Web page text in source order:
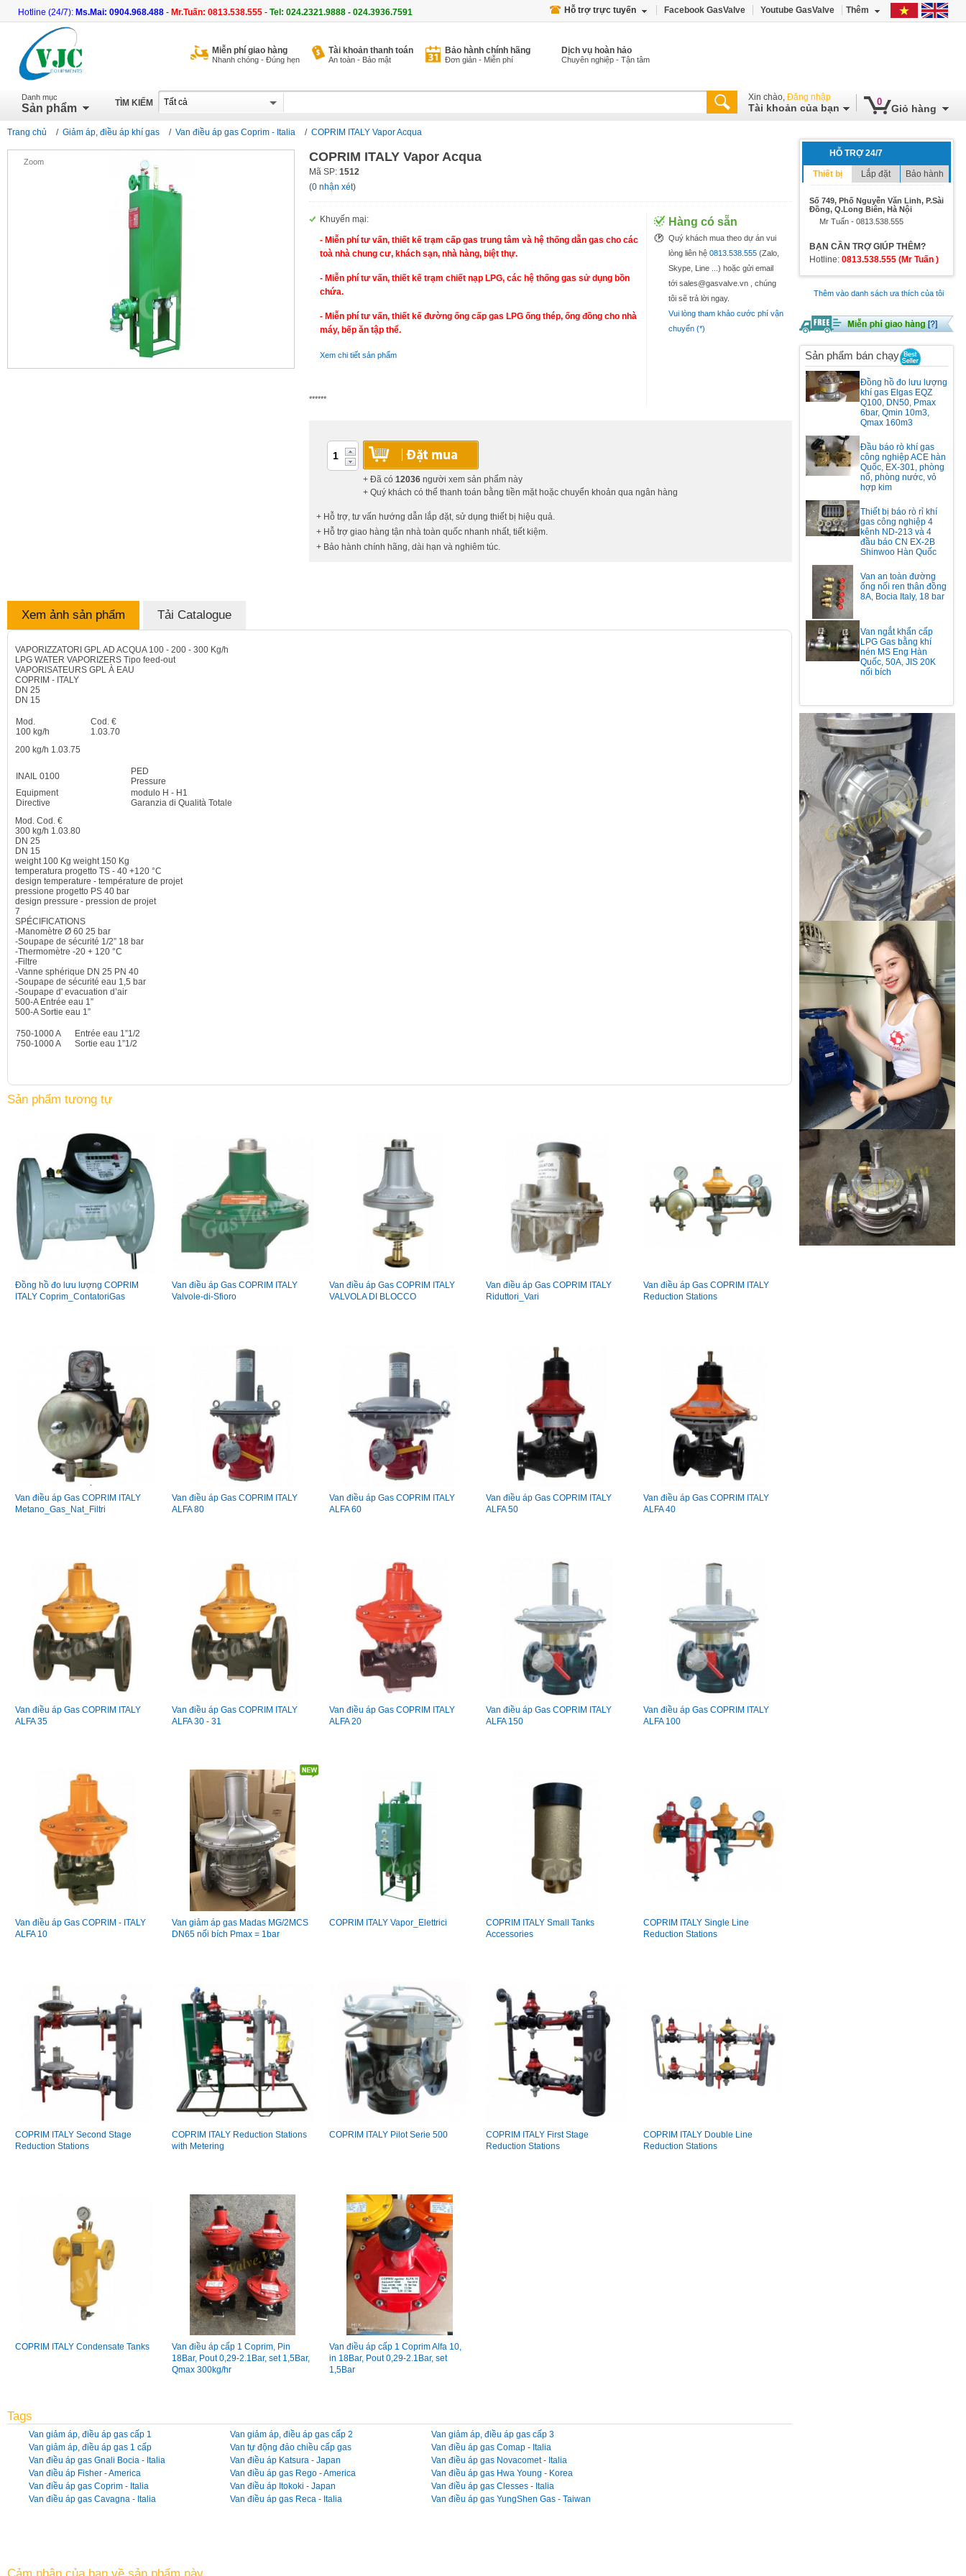
Hotline (24/7): Ms.Mai: 0904.968.488 - Mr.Tuấn: 0813.538.555 - Tel: 024.2321.9888 - 024.3936.7591 Hỗ trợ trực tuyến Facebook GasValve Youtube GasValve Thêm
Miễn phí giao hàng
Nhanh chóng - Đúng hẹn
Tài khoản thanh toán
An toàn - Bảo mật
Bảo hành chính hãng
Đơn giản - Miễn phí
Dịch vụ hoàn hảo
Chuyên nghiệp - Tận tâm
TÌM KIẾM
Danh mục
Sản phẩm
Xin chào, Đăng nhập
Tài khoản của bạn
0
Giỏ hàng
Trang chủ / Giảm áp, điều áp khí gas / Van điều áp gas Coprim - Italia / COPRIM ITALY Vapor Acqua
Zoom
HỖ TRỢ 24/7
Thiết bị Lắp đặt Bảo hành
Số 749, Phố Nguyễn Văn Linh, P.Sài
Đồng, Q.Long Biên, Hà Nội
Mr Tuấn - 0813.538.555
BẠN CẦN TRỢ GIÚP THÊM?
Hotline: 0813.538.555 (Mr Tuấn )
Thêm vào danh sách ưa thích của tôi
Sản phẩm bán chạy
Đồng hồ đo lưu lượng
khí gas Elgas EQZ
Q100, DN50, Pmax
6bar, Qmin 10m3,
Qmax 160m3
Đầu báo rò khí gas
công nghiệp ACE hàn
Quốc, EX-301, phòng
nổ, phòng nước, vỏ
hợp kim
Thiết bị báo rò rỉ khí
gas công nghiệp 4
kênh ND-213 và 4
đầu báo CN EX-2B
Shinwoo Hàn Quốc
Van an toàn đường
ống nối ren thân đồng
8A, Bocia Italy, 18 bar
Van ngắt khẩn cấp
LPG Gas bằng khí
nén MS Eng Hàn
Quốc, 50A, JIS 20K
nối bích
COPRIM ITALY Vapor Acqua
Mã SP: 1512
(0 nhận xét)
Khuyến mại:
- Miễn phí tư vấn, thiết kế trạm cấp gas trung tâm và hệ thống dẫn gas cho các
toà nhà chung cư, khách sạn, nhà hàng, biệt thự.
- Miễn phí tư vấn, thiết kế trạm chiết nạp LPG, các hệ thống gas sử dụng bồn
chứa.
- Miễn phí tư vấn, thiết kế đường ống cấp gas LPG ống thép, ống đồng cho nhà
máy, bếp ăn tập thể.
Xem chi tiết sản phẩm
******
Hàng có sẵn
Quý khách mua theo dự án vui
lòng liên hệ 0813.538.555 (Zalo,
Skype, Line ...) hoặc gửi email
tới sales@gasvalve.vn , chúng
tôi sẽ trả lời ngay.
Vui lòng tham khảo cước phí vận
chuyển (*)
+ Đã có 12036 người xem sản phẩm này
+ Quý khách có thể thanh toán bằng tiền mặt hoặc chuyển khoản qua ngân hàng
+ Hỗ trợ, tư vấn hướng dẫn lắp đặt, sử dụng thiết bị hiệu quả.
+ Hỗ trợ giao hàng tận nhà toàn quốc nhanh nhất, tiết kiệm.
+ Bảo hành chính hãng, dài hạn và nghiêm túc.
Xem ảnh sản phẩm Tải Catalogue
VAPORIZZATORI GPL AD ACQUA 100 - 200 - 300 Kg/h
LPG WATER VAPORIZERS Tipo feed-out
VAPORISATEURS GPL À EAU
COPRIM - ITALY
DN 25
DN 15
Mod.
100 kg/h
Cod. €
1.03.70
200 kg/h 1.03.75
INAIL 0100
PED
Pressure
Equipment
Directive
modulo H - H1
Garanzia di Qualità Totale
Mod. Cod. €
300 kg/h 1.03.80
DN 25
DN 15
weight 100 Kg weight 150 Kg
temperatura progetto TS - 40 +120 °C
design temperature - température de projet
pressione progetto PS 40 bar
design pressure - pression de projet
7
SPÉCIFICATIONS
-Manomètre Ø 60 25 bar
-Soupape de sécurité 1/2” 18 bar
-Thermomètre -20 + 120 °C
-Filtre
-Vanne sphérique DN 25 PN 40
-Soupape de sécurité eau 1,5 bar
-Soupape d' evacuation d’air
500-A Entrée eau 1”
500-A Sortie eau 1”
750-1000 A
750-1000 A
Entrée eau 1”1/2
Sortie eau 1”1/2
Sản phẩm tương tự
Đồng hồ đo lưu lượng COPRIM
ITALY Coprim_ContatoriGas
Van điều áp Gas COPRIM ITALY
Valvole-di-Sfioro
Van điều áp Gas COPRIM ITALY
VALVOLA DI BLOCCO
Van điều áp Gas COPRIM ITALY
Riduttori_Vari
Van điều áp Gas COPRIM ITALY
Reduction Stations
Van điều áp Gas COPRIM ITALY
Metano_Gas_Nat_Filtri
Van điều áp Gas COPRIM ITALY
ALFA 80
Van điều áp Gas COPRIM ITALY
ALFA 60
Van điều áp Gas COPRIM ITALY
ALFA 50
Van điều áp Gas COPRIM ITALY
ALFA 40
Van điều áp Gas COPRIM ITALY
ALFA 35
Van điều áp Gas COPRIM ITALY
ALFA 30 - 31
Van điều áp Gas COPRIM ITALY
ALFA 20
Van điều áp Gas COPRIM ITALY
ALFA 150
Van điều áp Gas COPRIM ITALY
ALFA 100
Van điều áp Gas COPRIM - ITALY
ALFA 10
Van giảm áp gas Madas MG/2MCS
DN65 nối bích Pmax = 1bar
COPRIM ITALY Vapor_Elettrici
COPRIM ITALY Small Tanks
Accessories
COPRIM ITALY Single Line
Reduction Stations
COPRIM ITALY Second Stage
Reduction Stations
COPRIM ITALY Reduction Stations
with Metering
COPRIM ITALY Pilot Serie 500
COPRIM ITALY First Stage
Reduction Stations
COPRIM ITALY Double Line
Reduction Stations
COPRIM ITALY Condensate Tanks
Van điều áp cấp 1 Coprim, Pin
18Bar, Pout 0,29-2.1Bar, set 1,5Bar,
Qmax 300kg/hr
Van điều áp cấp 1 Coprim Alfa 10,
in 18Bar, Pout 0,29-2.1Bar, set
1,5Bar
Tags
Van giảm áp, điều áp gas cấp 1 Van giảm áp, điều áp gas cấp 2
Van giảm áp, điều áp gas cấp 3
Van giảm áp, điều áp gas 1 cấp
Van tự động đảo chiều cấp gas
Van điều áp gas Comap - Italia
Van điều áp gas Gnali Bocia - Italia
Van điều áp Katsura - Japan
Van điều áp gas Novacomet - Italia
Van điều áp Fisher - America
Van điều áp gas Rego - America
Van điều áp gas Hwa Young - Korea
Van điều áp gas Coprim - Italia
Van điều áp Itokoki - Japan
Van điều áp gas Clesses - Italia
Van điều áp gas Cavagna - Italia
Van điều áp gas Reca - Italia Van điều áp gas YungShen Gas - Taiwan